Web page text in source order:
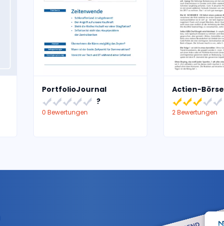
PortfolioJournal
?
0 Bewertungen
Actien-Börse
2 Bewertungen